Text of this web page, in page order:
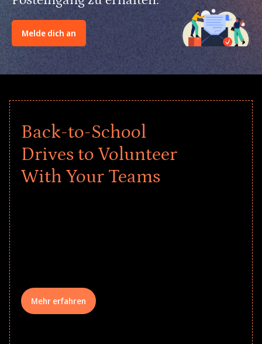
Melde dich an
Back-to-School
Drives to Volunteer
With Your Teams
Mehr erfahren